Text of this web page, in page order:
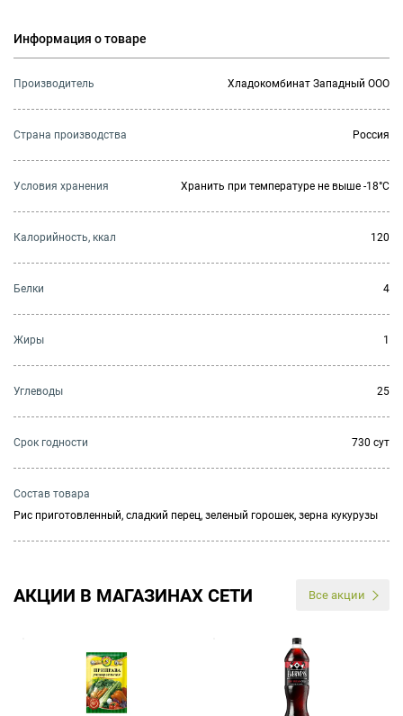
Информация о товаре
Производитель Хладокомбинат Западный ООО
Страна производства Россия
Условия хранения Хранить при температуре не выше -18°C
Калорийность, ккал 120
Белки 4
Жиры 1
Углеводы 25
Cрок годности 730 сут
Состав товара
Рис приготовленный, сладкий перец, зеленый горошек, зерна кукурузы
АКЦИИ В МАГАЗИНАХ СЕТИ Все акции